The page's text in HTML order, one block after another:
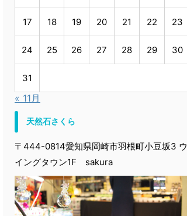
17 18 19 20 21 22 23
24 25 26 27 28 29 30
31
« 11月
天然石さくら
〒444-0814愛知県岡崎市羽根町小豆坂3 ウ
イングタウン1F sakura